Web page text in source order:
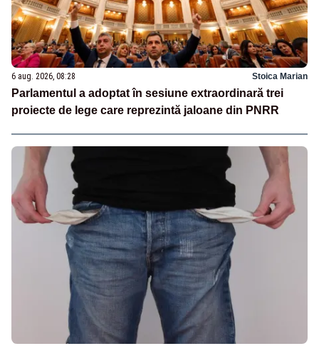
6 aug. 2026, 08:28 Stoica Marian
Parlamentul a adoptat în sesiune extraordinară trei
proiecte de lege care reprezintă jaloane din PNRR